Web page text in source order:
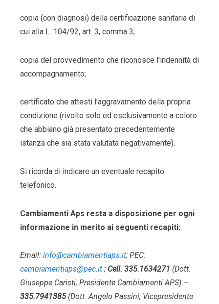
copia (con diagnosi) della certificazione sanitaria di
cui alla L. 104/92, art. 3, comma 3;
copia del provvedimento che riconosce l’indennità di
accompagnamento;
certificato che attesti l’aggravamento della propria
condizione (rivolto solo ed esclusivamente a coloro
che abbiano già presentato precedentemente
istanza che sia stata valutata negativamente).
Si ricorda di indicare un eventuale recapito
telefonico.
Cambiamenti Aps resta a disposizione per ogni
informazione in merito ai seguenti recapiti:
Email: info@cambiamentiaps.it; PEC:
cambiamentiaps@pec.it; Cell. 335.1634271 (Dott.
Giuseppe Caristi, Presidente Cambiamenti APS) –
335.7941385(Dott. Angelo Passini, Vicepresidente